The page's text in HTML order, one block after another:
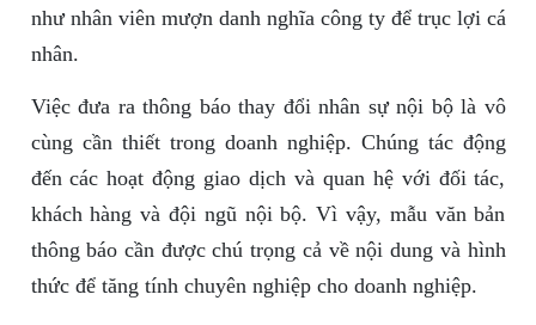
như nhân viên mượn danh nghĩa công ty để trục lợi cá
nhân.
Việc đưa ra thông báo thay đổi nhân sự nội bộ là vô
cùng cần thiết trong doanh nghiệp. Chúng tác động
đến các hoạt động giao dịch và quan hệ với đối tác,
khách hàng và đội ngũ nội bộ. Vì vậy, mẫu văn bản
thông báo cần được chú trọng cả về nội dung và hình
thức để tăng tính chuyên nghiệp cho doanh nghiệp.